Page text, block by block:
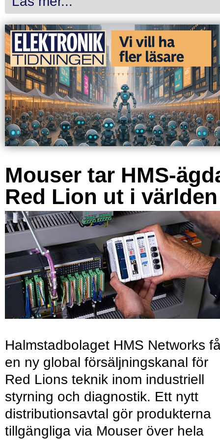
Mouser tar HMS-
Red Lion ut i världen
Halmstadbolaget HMS Networks
en ny global försäljningskanal för
Red Lions teknik inom industriell
styrning och diagnostik. Ett nytt
distributionsavtal gör produkterna
tillgängliga via Mouser över hela